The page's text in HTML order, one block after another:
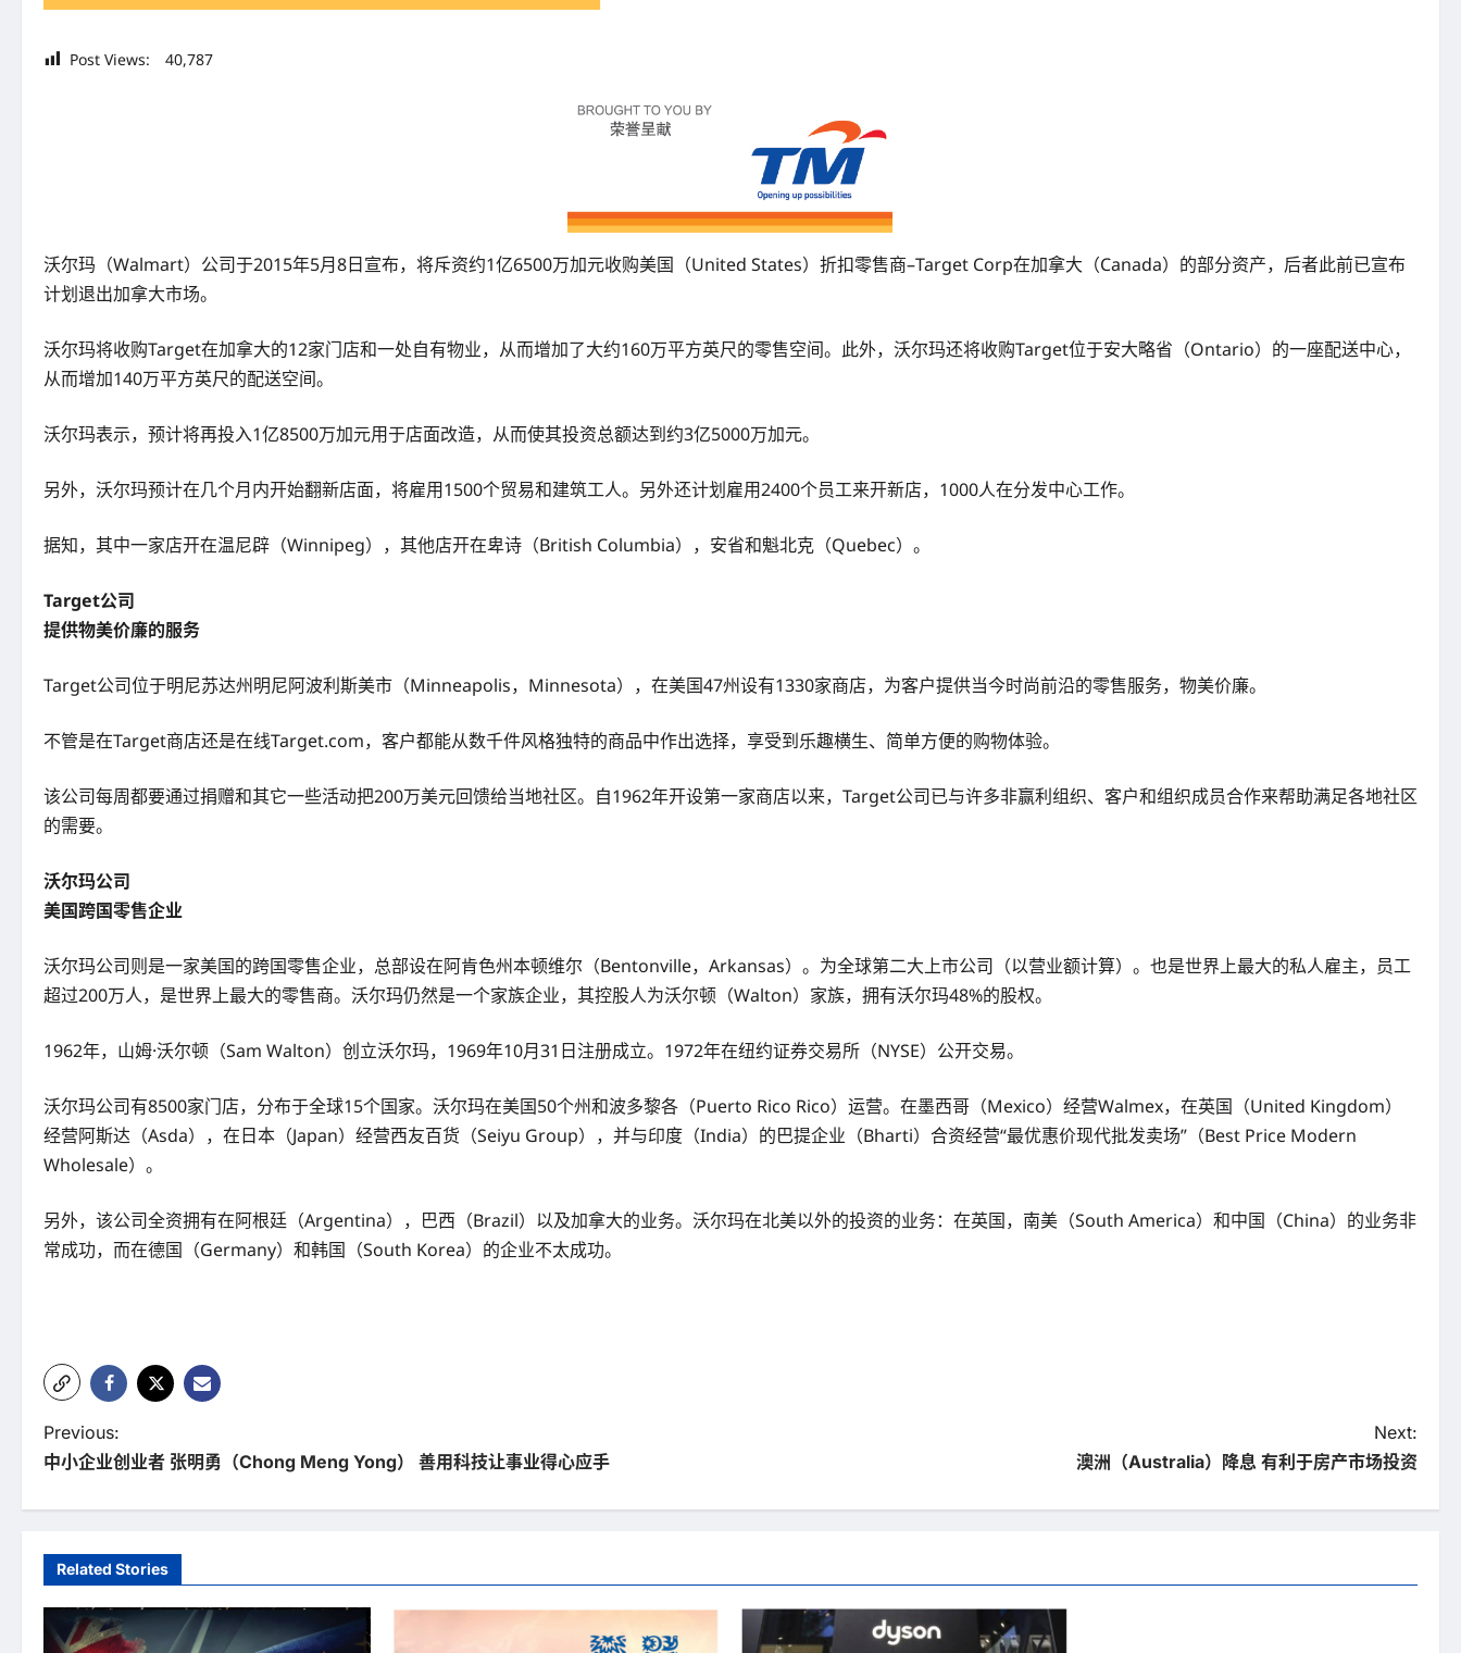
Post Views: 40,787
沃尔玛（Walmart）公司于2015年5月8日宣布，将斥资约1亿6500万加元收购美国（United States）折扣零售商–Target Corp在加拿大（Canada）的部分资产，后者此前已宣布
计划退出加拿大市场。
沃尔玛将收购Target在加拿大的12家门店和一处自有物业，从而增加了大约160万平方英尺的零售空间。此外，沃尔玛还将收购Target位于安大略省（Ontario）的一座配送中心，
从而增加140万平方英尺的配送空间。
沃尔玛表示，预计将再投入1亿8500万加元用于店面改造，从而使其投资总额达到约3亿5000万加元。
另外，沃尔玛预计在几个月内开始翻新店面，将雇用1500个贸易和建筑工人。另外还计划雇用2400个员工来开新店，1000人在分发中心工作。
据知，其中一家店开在温尼辟（Winnipeg），其他店开在卑诗（British Columbia），安省和魁北克（Quebec）。
Target公司
提供物美价廉的服务
Target公司位于明尼苏达州明尼阿波利斯美市（Minneapolis，Minnesota），在美国47州设有1330家商店，为客户提供当今时尚前沿的零售服务，物美价廉。
不管是在Target商店还是在线Target.com，客户都能从数千件风格独特的商品中作出选择，享受到乐趣横生、简单方便的购物体验。
该公司每周都要通过捐赠和其它一些活动把200万美元回馈给当地社区。自1962年开设第一家商店以来，Target公司已与许多非赢利组织、客户和组织成员合作来帮助满足各地社区
的需要。
沃尔玛公司
美国跨国零售企业
沃尔玛公司则是一家美国的跨国零售企业，总部设在阿肯色州本顿维尔（Bentonville，Arkansas）。为全球第二大上市公司（以营业额计算）。也是世界上最大的私人雇主，员工
超过200万人，是世界上最大的零售商。沃尔玛仍然是一个家族企业，其控股人为沃尔顿（Walton）家族，拥有沃尔玛48%的股权。
1962年，山姆·沃尔顿（Sam Walton）创立沃尔玛，1969年10月31日注册成立。1972年在纽约证券交易所（NYSE）公开交易。
沃尔玛公司有8500家门店，分布于全球15个国家。沃尔玛在美国50个州和波多黎各（Puerto Rico Rico）运营。在墨西哥（Mexico）经营Walmex，在英国（United Kingdom）
经营阿斯达（Asda），在日本（Japan）经营西友百货（Seiyu Group），并与印度（India）的巴提企业（Bharti）合资经营“最优惠价现代批发卖场”（Best Price Modern
Wholesale）。
另外，该公司全资拥有在阿根廷（Argentina），巴西（Brazil）以及加拿大的业务。沃尔玛在北美以外的投资的业务：在英国，南美（South America）和中国（China）的业务非
常成功，而在德国（Germany）和韩国（South Korea）的企业不太成功。
P
o
s
t
n
a
Previous:
中小企业创业者 张明勇（Chong Meng Yong） 善用科技让事业得心应手
Next:
澳洲（Australia）降息 有利于房产市场投资
Related Stories